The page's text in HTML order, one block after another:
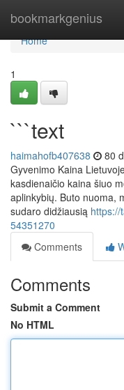
bookmarkgenius
Home
Home
1
```text
haimahofb407638 80
Gyvenimo Kaina
kasdienaičio kaina šiuo
aplinkybių. Buto nuoma,
sudaro didžiausią https://
54351270
Comments
Comments
Submit a Comment
No HTML